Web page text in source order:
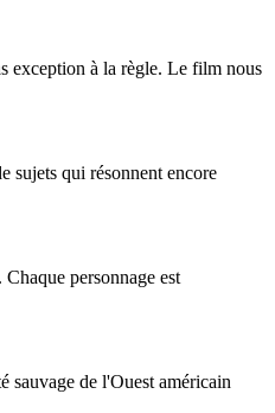
exception à la règle. Le film nous
sujets qui résonnent encore
personnage est
sauvage de l'Ouest américain